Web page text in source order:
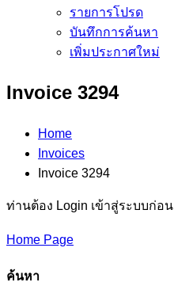
รายการโปรด
บันทึกการค้นหา
เพิ่มประกาศใหม่
Invoice 3294
Home
Invoices
Invoice 3294
ท่านต้อง Login เข้าสู่ระบบก่อน
Home Page
ค้นหา